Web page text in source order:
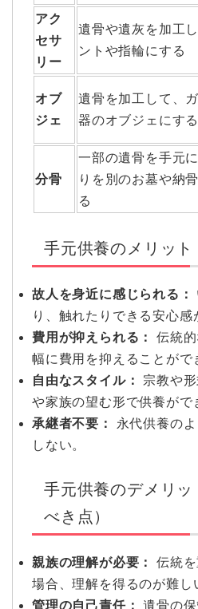
アク
セサ
リー
遺骨や遺灰を加工
ントや指輪にする
オブ
ジェ
遺骨を加工して、
器のオブジェにする
分骨
一部の遺骨を手元
りを別のお墓や納
る
手元供養のメリット
故人を身近に感じられる：
り、触れたりできる安心感
費用が抑えられる：
伝統
幅に費用を抑えることがで
自由なスタイル：
宗教や
や家族の望む形で供養がで
承継者不要：
永代供養の
しない。
手元供養のデメリッ
べき点）
親族の理解が必要：
伝統
場合、理解を得るのが難し
管理の自己責任：
遺骨の